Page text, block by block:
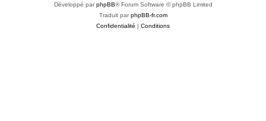
Développé parphpBB® Forum Software © phpBB Limited
Traduit parphpBB-fr.com
Confidentialité | Conditions